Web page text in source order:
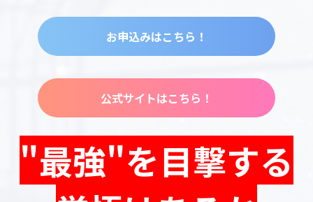
お申込みはこちら！
公式サイトはこちら！
"最強"を目撃する